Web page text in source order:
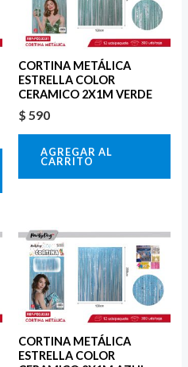
CORTINA METÁLICA
ESTRELLA COLOR
CERAMICO 2X1M VERDE
$ 590
AGREGAR AL
CARRITO
CORTINA METÁLICA
ESTRELLA COLOR